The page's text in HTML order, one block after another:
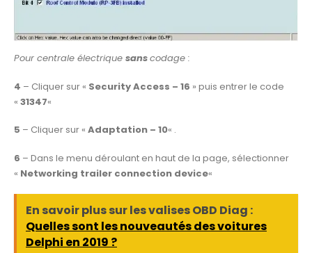
Pour centrale électrique sanscodage :
4 – Cliquer sur « Security Access – 16 » puis entrer le code
« 31347«
5 – Cliquer sur « Adaptation – 10« .
6 – Dans le menu déroulant en haut de la page, sélectionner
« Networking trailer connection device«
En savoir plus sur les valises OBD Diag :
Quelles sont les nouveautés des voitures
Delphi en 2019 ?